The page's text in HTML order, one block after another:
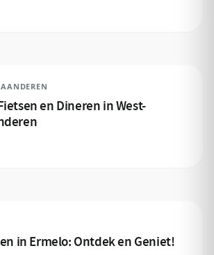
en Dineren in West-
in Ermelo: Ontdek en Geniet!